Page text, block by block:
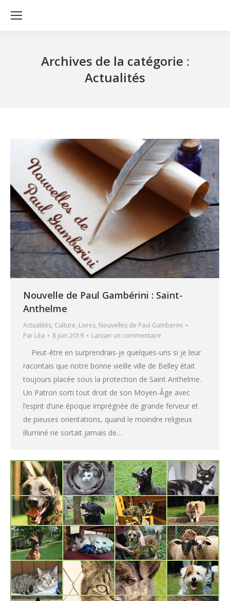
Archives de la catégorie :
Actualités
Nouvelle de Paul Gambérini : Saint-
Anthelme
Actualités, Culture, Livres, Nouvelles de Paul Gamberini
Par Léa 8 juin 2019 Laisser un commentaire
Peut-être en surprendrais-je quelques-uns si je leur
racontais que notre bonne vieille ville de Belley était
toujours placée sous la protection de Saint Anthelme.
Un Patron sorti tout droit de son Moyen-Âge avec
l’esprit d’une époque imprégnée de grande ferveur et
de pieuses orientations, quand le moindre religieux
illuminé ne sortait jamais de…